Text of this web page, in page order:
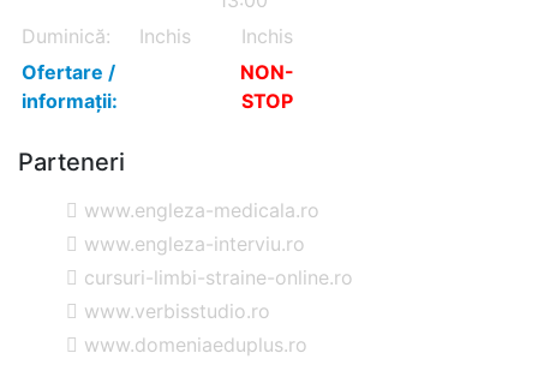
Duminică:
Inchis
Inchis
Ofertare /
informații:
NON-
STOP
Parteneri
www.engleza-medicala.ro
www.engleza-interviu.ro
cursuri-limbi-straine-online.ro
www.verbisstudio.ro
www.domeniaeduplus.ro